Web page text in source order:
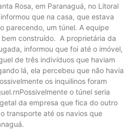
Rosa, em Paranaguá, no Litoral
que na casa, que estava
parecendo, um túnel. A equipe
construído. A proprietária da
informou que foi até o imóvel,
de três indivíduos que haviam
lá, ela percebeu que não havia
os inquilinos foram
o túnel seria
da empresa que fica do outro
transporte até os navios que